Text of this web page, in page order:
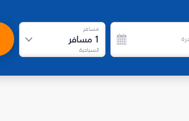
مسافر
1 مسافر
السياحية